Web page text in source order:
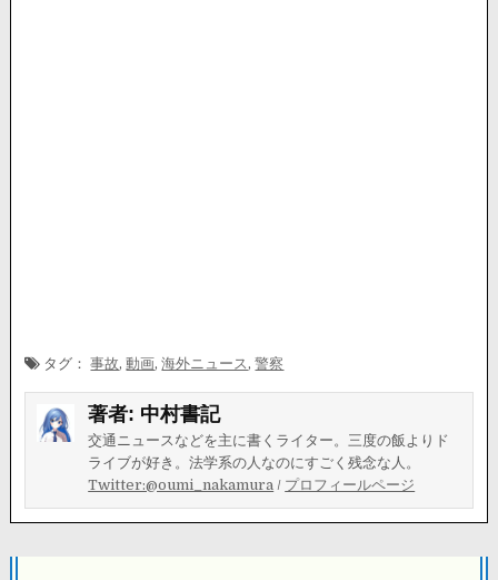
タグ：事故,動画,海外ニュース ,警察
著者: 中村書記
交通ニュースなどを主に書くライター。三度の飯よりド
ライブが好き。法学系の人なのにすごく残念な人。
Twitter:@oumi_nakamura / プロフィールページ